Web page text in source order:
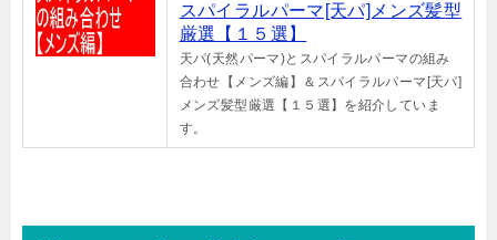
スパイラルパーマ[天パ]メンズ髪型
厳選【１５選】
天パ(天然パーマ)とスパイラルパーマの組み
合わせ【メンズ編】＆スパイラルパーマ[天パ]
メンズ髪型厳選【１５選】を紹介していま
す。